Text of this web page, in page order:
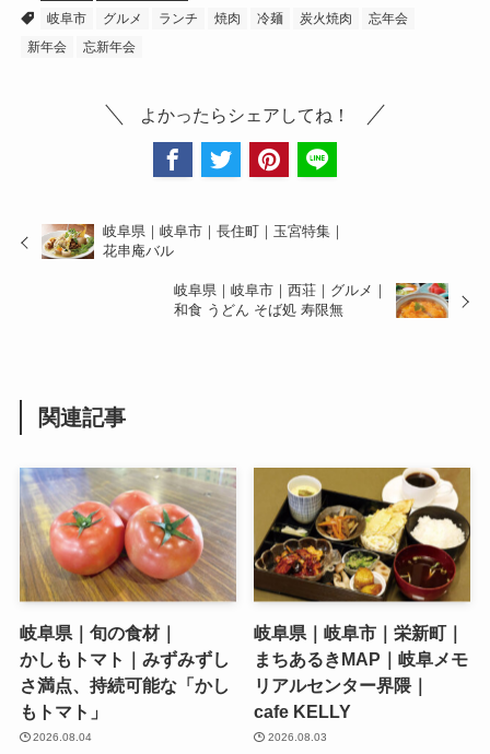
岐阜市
グルメ ランチ 焼肉 冷麺 炭火焼肉
忘年会
新年会
忘新年会
よかったらシェアしてね！
岐阜県｜岐阜市｜長住町｜玉宮特集｜
花串庵バル
岐阜県｜岐阜市｜西荘｜グルメ｜
和食 うどん そば処 寿限無
関連記事
岐阜県｜旬の食材｜
かしもトマト｜みずみずし
さ満点、持続可能な「かし
もトマト」
2026.08.04
岐阜県｜岐阜市｜栄新町｜
まちあるきMAP｜岐阜メモ
リアルセンター界隈｜
cafe KELLY
2026.08.03